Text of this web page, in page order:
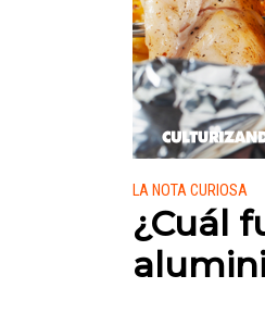
Publicado en:
LA NOTA CURIOSA
¿Cuál